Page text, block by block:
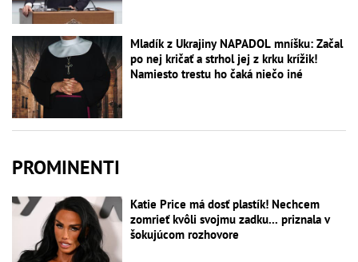
Mladík z Ukrajiny NAPADOL mníšku: Začal
po nej kričať a strhol jej z krku krížik!
Namiesto trestu ho čaká niečo iné
PROMINENTI
Katie Price má dosť plastík! Nechcem
zomrieť kvôli svojmu zadku... priznala v
šokujúcom rozhovore